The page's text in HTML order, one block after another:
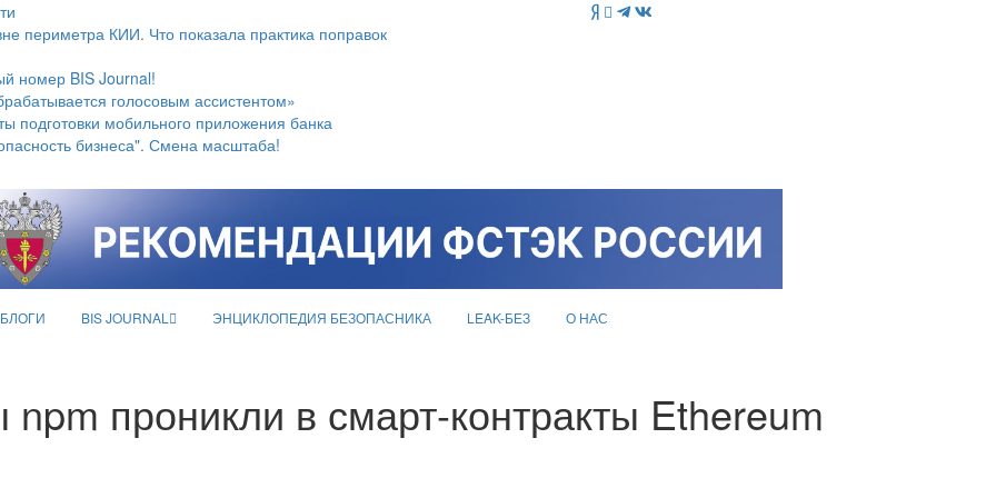
периметра КИИ. Что показала практика поправок
номер BIS Journal!
голосовым ассистентом»
подготовки мобильного приложения банка
бизнеса". Смена масштаба!
БЛОГИ BIS JOURNAL ЭНЦИКЛОПЕДИЯ БЕЗОПАСНИКА LEAK-БЕЗ О НАС
проникли в смарт-контракты Ethereum